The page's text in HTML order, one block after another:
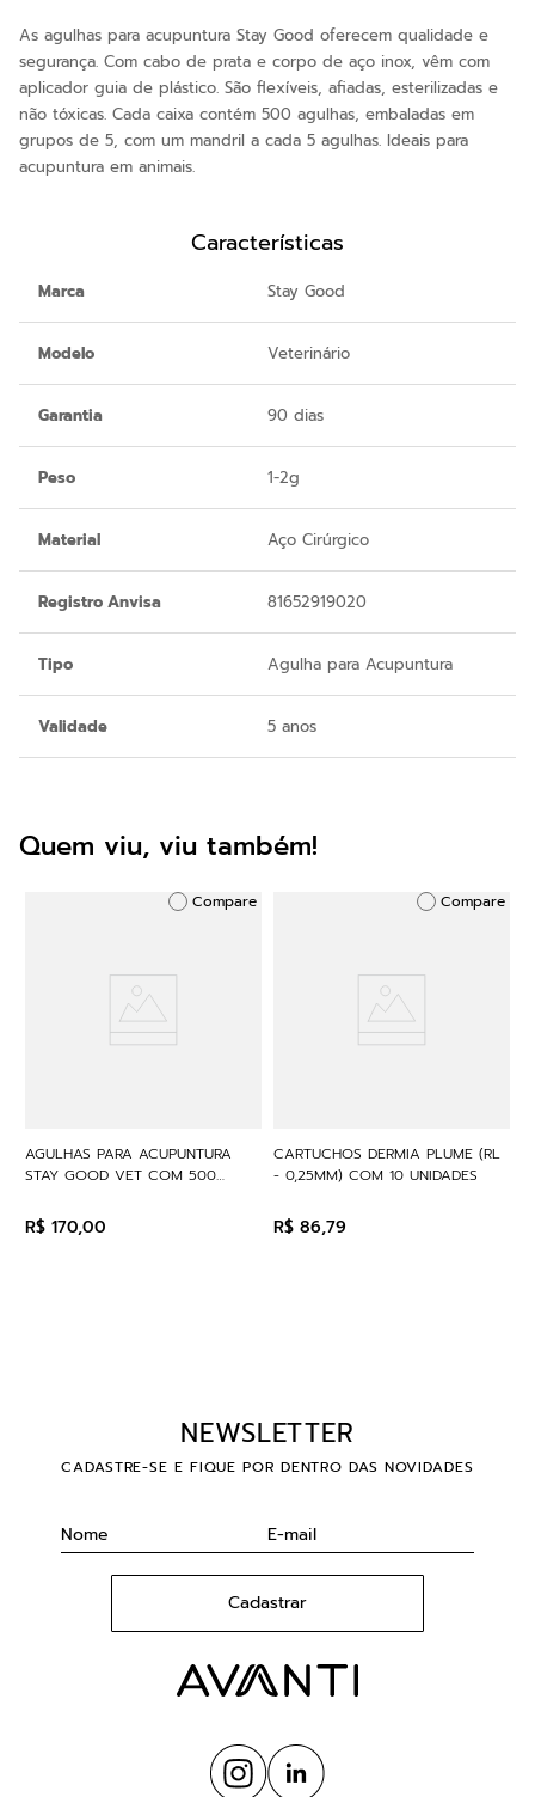
As agulhas para acupuntura Stay Good oferecem qualidade e
segurança. Com cabo de prata e corpo de aço inox, vêm com
aplicador guia de plástico. São flexíveis, afiadas, esterilizadas e
não tóxicas. Cada caixa contém 500 agulhas, embaladas em
grupos de 5, com um mandril a cada 5 agulhas. Ideais para
acupuntura em animais.
Características
Marca Stay Good
Modelo Veterinário
Garantia 90 dias
Peso 1-2g
Material Aço Cirúrgico
Registro Anvisa 81652919020
Tipo Agulha para Acupuntura
Validade 5 anos
Quem viu, viu também!
Compare
AGULHAS PARA ACUPUNTURA
STAY GOOD VET COM 500
R$ 170,00
Compare
CARTUCHOS DERMIA PLUME (RL
- 0,25MM) COM 10 UNIDADES
R$ 86,79
NEWSLETTER
CADASTRE-SE E FIQUE POR DENTRO DAS NOVIDADES
Cadastrar